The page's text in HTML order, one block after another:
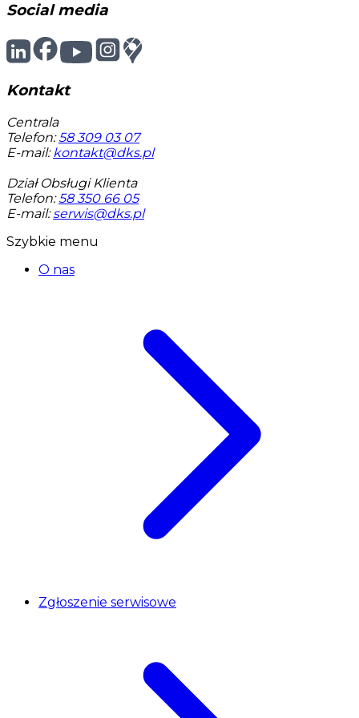
Social media
Kontakt
Centrala
Telefon: 58 309 03 07
E-mail: kontakt@dks.pl
Dział Obsługi Klienta
Telefon: 58 350 66 05
E-mail: serwis@dks.pl
Szybkie menu
O nas
Zgłoszenie serwisowe